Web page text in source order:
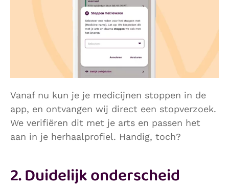
Vanaf nu kun je je medicijnen stoppen in de
app, en ontvangen wij direct een stopverzoek.
We verifiëren dit met je arts en passen het
aan in je herhaalprofiel. Handig, toch?
2. Duidelijk onderscheid